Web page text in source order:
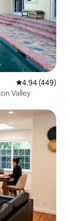
Calificación
4.94 (449)
Valley